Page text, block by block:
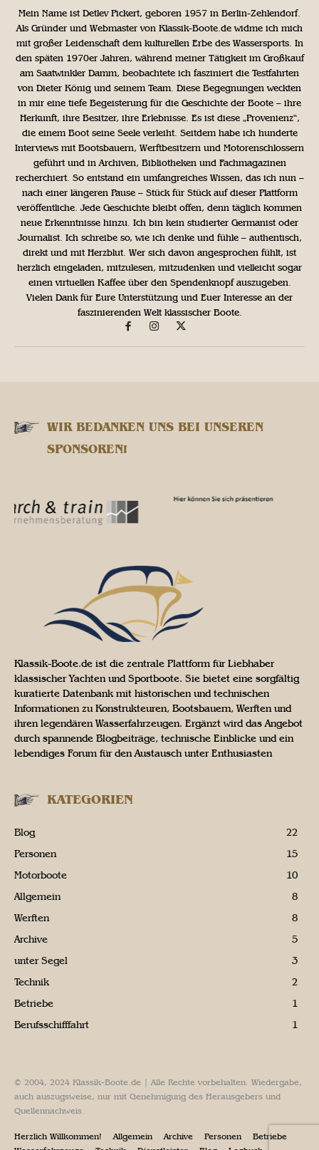
Mein Name ist Detlev Pickert, geboren 1957 in Berlin-Zehlendorf.
Als Gründer und Webmaster von Klassik-Boote.de widme ich mich
mit großer Leidenschaft dem kulturellen Erbe des Wassersports. In
den späten 1970er Jahren, während meiner Tätigkeit im Großkauf
am Saatwinkler Damm, beobachtete ich fasziniert die Testfahrten
von Dieter König und seinem Team. Diese Begegnungen weckten
in mir eine tiefe Begeisterung für die Geschichte der Boote – ihre
Herkunft, ihre Besitzer, ihre Erlebnisse. Es ist diese „Provenienz“,
die einem Boot seine Seele verleiht. Seitdem habe ich hunderte
Interviews mit Bootsbauern, Werftbesitzern und Motorenschlossern
geführt und in Archiven, Bibliotheken und Fachmagazinen
recherchiert. So entstand ein umfangreiches Wissen, das ich nun –
nach einer längeren Pause – Stück für Stück auf dieser Plattform
veröffentliche. Jede Geschichte bleibt offen, denn täglich kommen
neue Erkenntnisse hinzu. Ich bin kein studierter Germanist oder
Journalist. Ich schreibe so, wie ich denke und fühle – authentisch,
direkt und mit Herzblut. Wer sich davon angesprochen fühlt, ist
herzlich eingeladen, mitzulesen, mitzudenken und vielleicht sogar
einen virtuellen Kaffee über den Spendenknopf auszugeben.
Vielen Dank für Eure Unterstützung und Euer Interesse an der
faszinierenden Welt klassischer Boote.
WIR BEDANKEN UNS BEI UNSEREN
SPONSOREN!
Klassik-Boote.de ist die zentrale Plattform für Liebhaber
klassischer Yachten und Sportboote. Sie bietet eine sorgfältig
kuratierte Datenbank mit historischen und technischen
Informationen zu Konstrukteuren, Bootsbauern, Werften und
ihren legendären Wasserfahrzeugen. Ergänzt wird das Angebot
durch spannende Blogbeiträge, technische Einblicke und ein
lebendiges Forum für den Austausch unter Enthusiasten
KATEGORIEN
Blog
22
Personen
15
Motorboote
10
Allgemein
8
Werften
8
Archive
5
unter Segel
3
Technik
2
Betriebe
1
Berufsschifffahrt
1
© 2004, 2024 Klassik-Boote.de | Alle Rechte vorbehalten. Wiedergabe,
auch auszugsweise, nur mit Genehmigung des Herausgebers und
Quellennachweis.
Herzlich Willkommen! Allgemein Archive Personen
Betriebe